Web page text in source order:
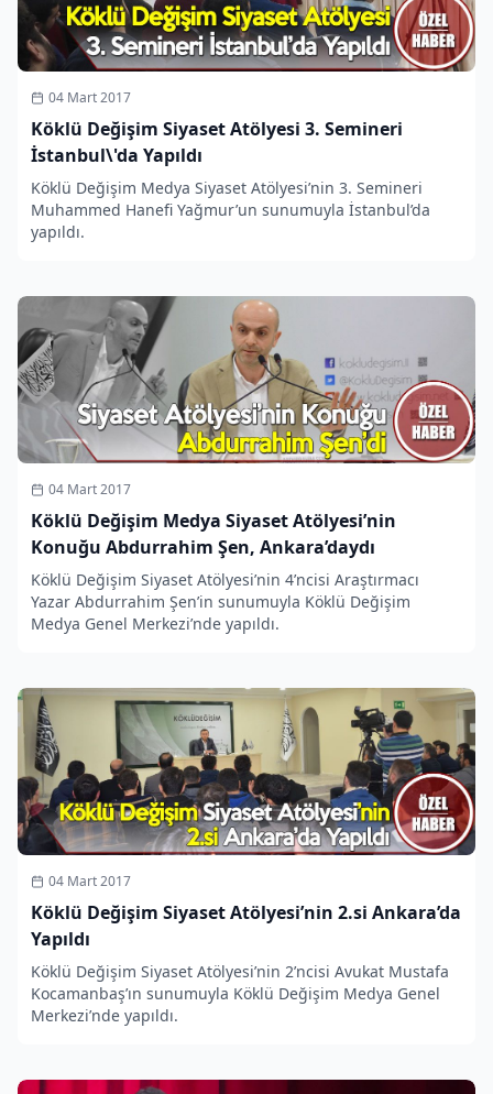
04 Mart 2017
Köklü Değişim Siyaset Atölyesi 3. Semineri
İstanbul\'da Yapıldı
Köklü Değişim Medya Siyaset Atölyesi’nin 3. Semineri
Muhammed Hanefi Yağmur’un sunumuyla İstanbul’da
yapıldı.
04 Mart 2017
Köklü Değişim Medya Siyaset Atölyesi’nin
Konuğu Abdurrahim Şen, Ankara’daydı
Köklü Değişim Siyaset Atölyesi’nin 4’ncisi Araştırmacı
Yazar Abdurrahim Şen’in sunumuyla Köklü Değişim
Medya Genel Merkezi’nde yapıldı.
04 Mart 2017
Köklü Değişim Siyaset Atölyesi’nin 2.si Ankara’da
Yapıldı
Köklü Değişim Siyaset Atölyesi’nin 2’ncisi Avukat Mustafa
Kocamanbaş’ın sunumuyla Köklü Değişim Medya Genel
Merkezi’nde yapıldı.